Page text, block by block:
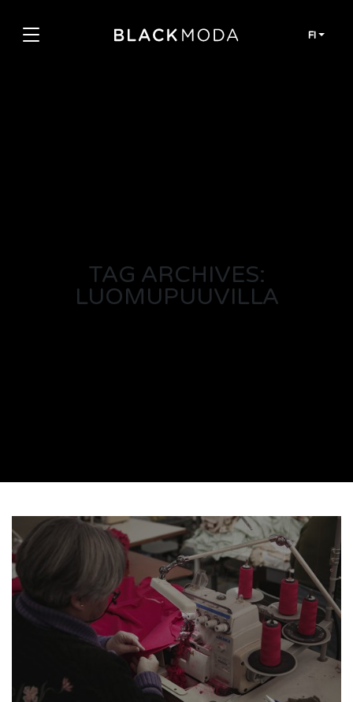
FI
TAG ARCHIVES:
LUOMUPUUVILLA